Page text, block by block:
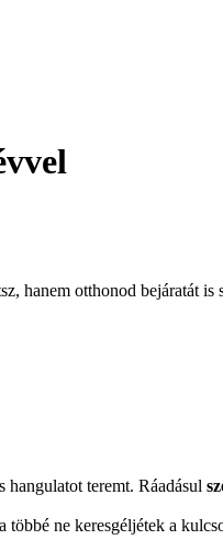
otthonod bejáratát is
teremt. Ráadásul
ne keresgéljétek a